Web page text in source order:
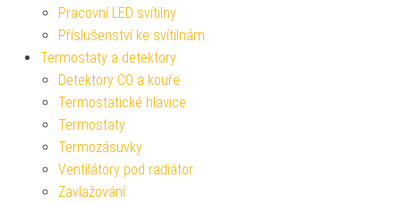
Pracovní LED svítilny
Příslušenství ke svítilnám
Termostaty a detektory
Detektory CO a kouře
Termostatické hlavice
Termostaty
Termozásuvky
Ventilátory pod radiátor
Zavlažování